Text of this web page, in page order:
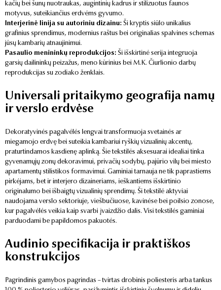
kačių bei šunų nuotraukas, augintinių kadrus ir stilizuotus faunos
motyvus, suteikiančius erdvėms gyvumo.
Interjerinė linija su autoriniu dizainu: Ši kryptis siūlo unikalius
grafinius sprendimus, modernius raštus bei originalias spalvines schemas
jūsų kambarių atnaujinimui.
Pasaulio menininkų reprodukcijos: Ši išskirtinė serija integruoja
garsių dailininkų peizažus, meno kūrinius bei M.K. Čiurlionio darbų
reprodukcijas su zodiako ženklais.
Universali pritaikymo geografija namų
ir verslo erdvėse
Dekoratyvinės pagalvėlės lengvai transformuoja svetainės ar
miegamojo erdvę bei suteikia kambariui ryškių vizualinių akcentų,
praturtindamos kasdienę aplinką. Šie tekstilės aksesuarai idealiai tinka
gyvenamųjų zonų dekoravimui, privačių sodybų, pajūrio vilų bei miesto
apartamentų stilistikos formavimui. Gaminiai tarnauja ne tik paprastiems
pirkėjams, bet ir interjero dizaineriams, ieškantiems išskirtinio
originalumo bei išbaigtų vizualinių sprendimų. Ši tekstilė aktyviai
naudojama verslo sektoriuje, viešbučiuose, kavinėse bei poilsio zonose,
kur pagalvėlės veikia kaip svarbi įvaizdžio dalis. Visi tekstilės gaminiai
parduodami be papildomos pakuotės.
Audinio specifikacija ir praktiškos
konstrukcijos
Pagrindinis gamybos pagrindas – tvirtas drobinis poliesteris arba tankus